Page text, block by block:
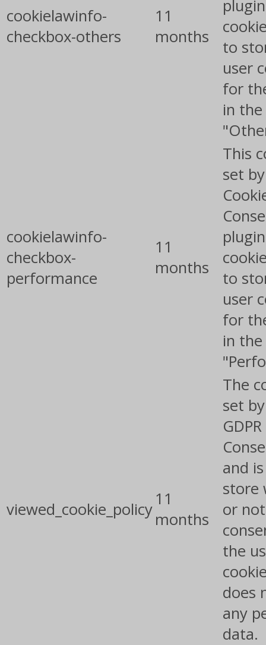
cookielawinfo-
checkbox-others
11
months
to
user
for
in
cookielawinfo-
checkbox-
performance
11
months
This
set
to
user
for
in
viewed_cookie_policy
11
months
The
set
and
store
or
the
does
any
data.